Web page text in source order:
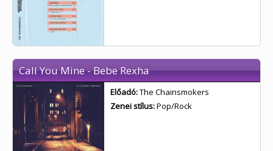
Call You Mine - Bebe Rexha
Előadó:The Chainsmokers
Zenei stílus:Pop/Rock